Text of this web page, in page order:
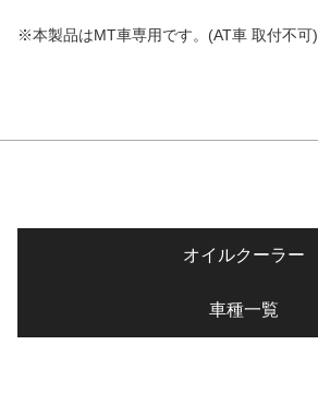
※本製品はMT車専用です。(AT車 取付不可)
オイルクーラー
車種一覧